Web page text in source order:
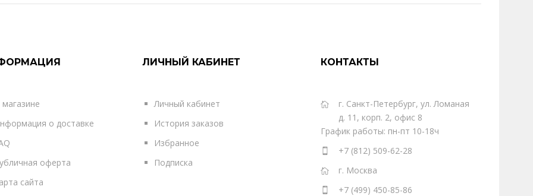
о доставке
оферта
сайта
ЛИЧНЫЙ КАБИНЕТ
Личный кабинет
История заказов
Избранное
Подписка
КОНТАКТЫ
г. Санкт-Петербург, ул. Ломаная
д. 11, корп. 2, офис 8
График работы: пн-пт 10-18ч
+7 (812) 509-62-28
г. Москва
+7 (499) 450-85-86